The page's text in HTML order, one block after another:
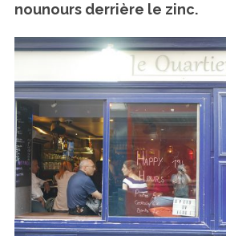
nounours derrière le zinc.